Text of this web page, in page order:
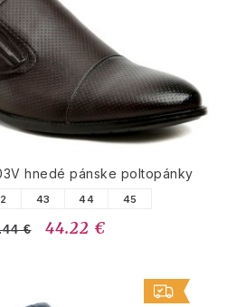
hnedé pánske poltopánky
43 44 45
€ 44.22 €